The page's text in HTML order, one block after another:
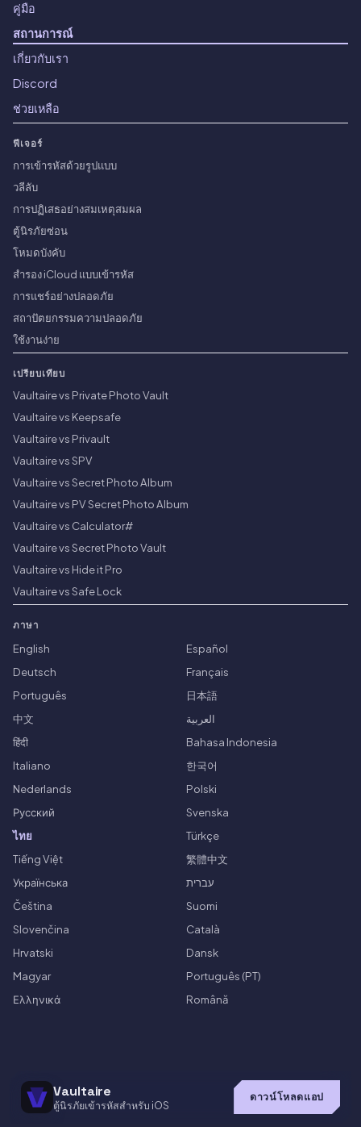
Vaultaire
ตู้นิรภัยเข้ารหัสสำหรับ iOS
ดาวน์โหลดแอป
คู่มือ
สถานการณ์
เกี่ยวกับเรา
Discord
ช่วยเหลือ
ฟีเจอร์
การเข้ารหัสด้วยรูปแบบ
วลีลับ
การปฏิเสธอย่างสมเหตุสมผล
ตู้นิรภัยซ่อน
โหมดบังคับ
สำรอง iCloud แบบเข้ารหัส
การแชร์อย่างปลอดภัย
สถาปัตยกรรมความปลอดภัย
ใช้งานง่าย
เปรียบเทียบ
Vaultaire vs Private Photo Vault
Vaultaire vs Keepsafe
Vaultaire vs Privault
Vaultaire vs SPV
Vaultaire vs Secret Photo Album
Vaultaire vs PV Secret Photo Album
Vaultaire vs Calculator#
Vaultaire vs Secret Photo Vault
Vaultaire vs Hide it Pro
Vaultaire vs Safe Lock
ภาษา
English
Español
Deutsch
Français
Português
日本語
中文
العربية
हिंदी
Bahasa Indonesia
Italiano
한국어
Nederlands
Polski
Русский
Svenska
ไทย
Türkçe
Tiếng Việt
繁體中文
Українська
עברית
Čeština
Suomi
Slovenčina
Català
Hrvatski
Dansk
Magyar
Português (PT)
Ελληνικά
Română